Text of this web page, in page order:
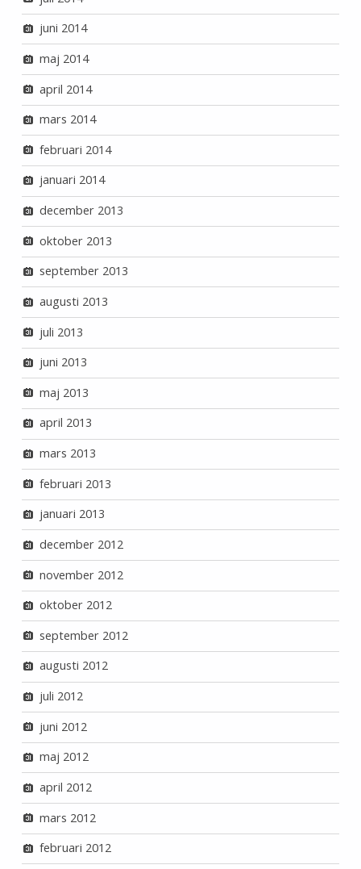
juni 2014
maj 2014
april 2014
mars 2014
februari 2014
januari 2014
december 2013
oktober 2013
september 2013
augusti 2013
juli 2013
juni 2013
maj 2013
april 2013
mars 2013
februari 2013
januari 2013
december 2012
november 2012
oktober 2012
september 2012
augusti 2012
juli 2012
juni 2012
maj 2012
april 2012
mars 2012
februari 2012